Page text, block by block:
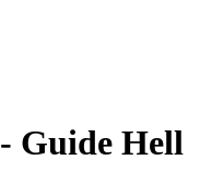
- Guide Hell